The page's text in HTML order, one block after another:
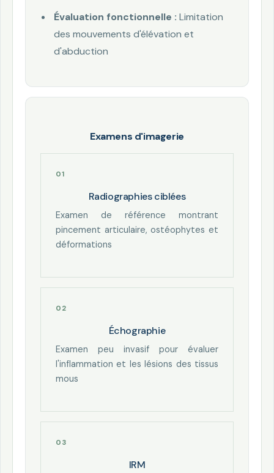
Évaluation fonctionnelle : Limitation
des mouvements d'élévation et
d'abduction
Examens d'imagerie
Radiographies ciblées
Examen de référence montrant
pincement articulaire, ostéophytes et
déformations
Échographie
Examen peu invasif pour évaluer
l'inflammation et les lésions des tissus
mous
IRM